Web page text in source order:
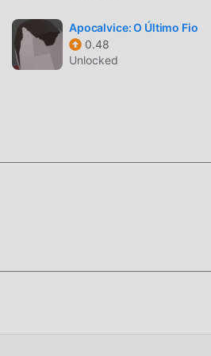
del juego, pero al mismo
cansada, pero ahora, la
de su energía y repetir la
este proceso, lo que lo ayuda
de moddroid con un solo clic, y
ya!"
Apocalvice: O Último Fio
0.48
Unlocked